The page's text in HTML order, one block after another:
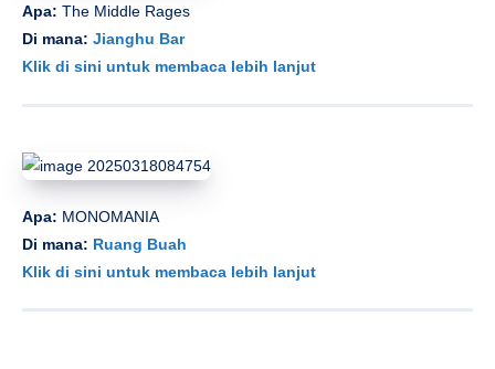
Apa: The Middle Rages
Di mana: Jianghu Bar
Klik di sini untuk membaca lebih lanjut
Apa: MONOMANIA
Di mana: Ruang Buah
Klik di sini untuk membaca lebih lanjut